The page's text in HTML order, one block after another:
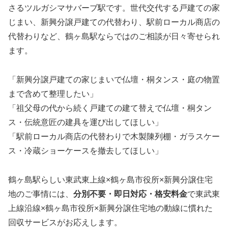
さるツルガシマサバーブ駅です。世代交代する戸建ての家
じまい、新興分譲戸建ての代替わり、駅前ローカル商店の
代替わりなど、鶴ヶ島駅ならではのご相談が日々寄せられ
ます。
「新興分譲戸建ての家じまいで仏壇・桐タンス・庭の物置
まで含めて整理したい」
「祖父母の代から続く戸建ての建て替えで仏壇・桐タン
ス・伝統意匠の建具を運び出してほしい」
「駅前ローカル商店の代替わりで木製陳列棚・ガラスケー
ス・冷蔵ショーケースを撤去してほしい」
鶴ヶ島駅らしい東武東上線×鶴ヶ島市役所×新興分譲住宅
地のご事情には、 分別不要・即日対応・格安料金で東武東
上線沿線×鶴ヶ島市役所×新興分譲住宅地の動線に慣れた
回収サービスがお応えします。